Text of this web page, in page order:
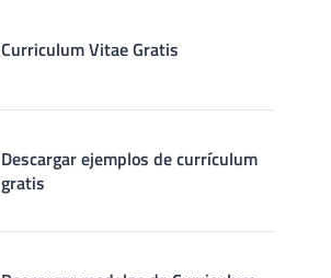
Curriculum Vitae Gratis
Descargar ejemplos de currículum
gratis